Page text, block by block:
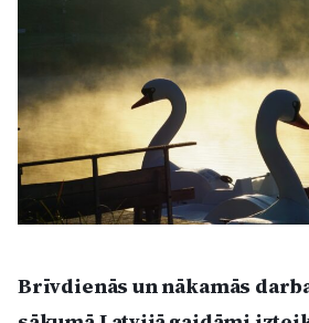
Bizness
Video
Vieta
Sludinājumi
Brīvdienās un nākamās